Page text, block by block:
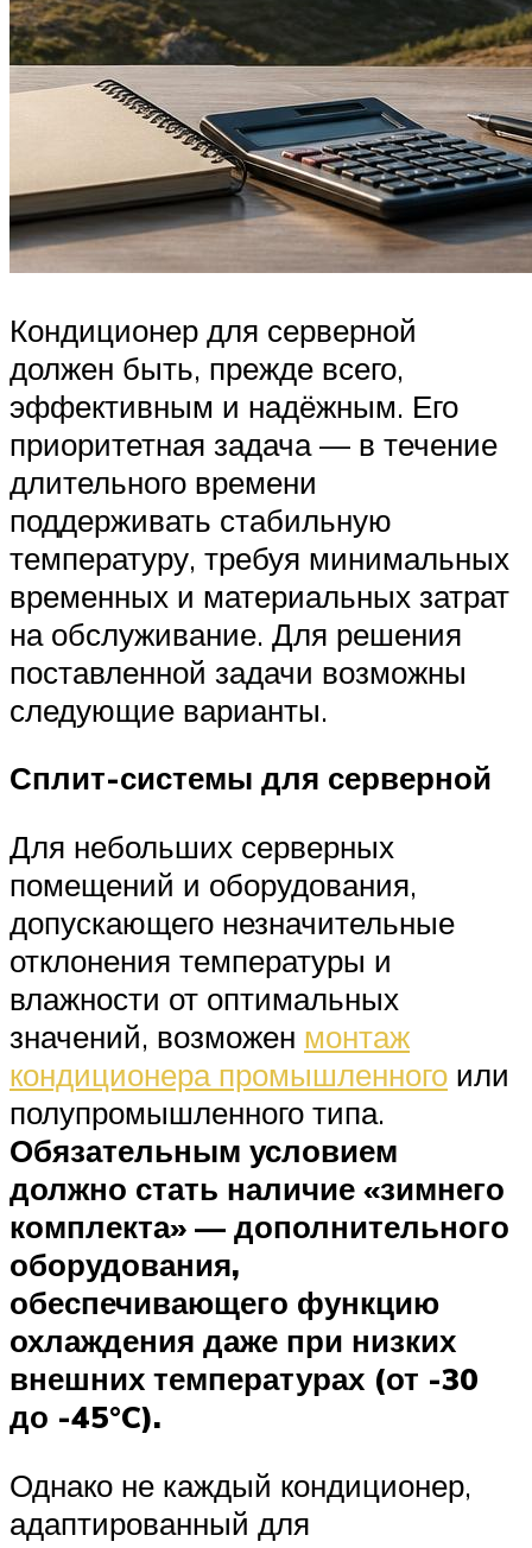
Кондиционер для серверной
должен быть, прежде всего,
эффективным и надёжным. Его
приоритетная задача — в течение
длительного времени
поддерживать стабильную
температуру, требуя минимальных
временных и материальных затрат
на обслуживание. Для решения
поставленной задачи возможны
следующие варианты.
Сплит-системы для серверной
Для небольших серверных
помещений и оборудования,
допускающего незначительные
отклонения температуры и
влажности от оптимальных
значений, возможен монтаж
кондиционера промышленного или
полупромышленного типа.
Обязательным условием
должно стать наличие «зимнего
комплекта» — дополнительного
оборудования,
обеспечивающего функцию
охлаждения даже при низких
внешних температурах (от -30
до -45°C).
Однако не каждый кондиционер,
адаптированный для